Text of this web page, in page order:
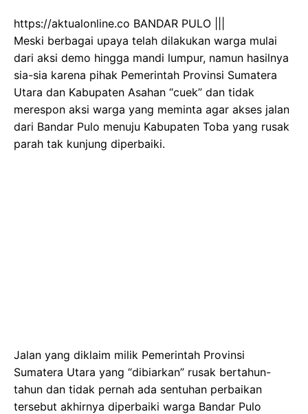
https://aktualonline.co BANDAR PULO |||
Meski berbagai upaya telah dilakukan warga mulai
dari aksi demo hingga mandi lumpur, namun hasilnya
sia-sia karena pihak Pemerintah Provinsi Sumatera
Utara dan Kabupaten Asahan “cuek” dan tidak
merespon aksi warga yang meminta agar akses jalan
dari Bandar Pulo menuju Kabupaten Toba yang rusak
parah tak kunjung diperbaiki.
Jalan yang diklaim milik Pemerintah Provinsi
Sumatera Utara yang “dibiarkan” rusak bertahun-
tahun dan tidak pernah ada sentuhan perbaikan
tersebut akhirnya diperbaiki warga Bandar Pulo